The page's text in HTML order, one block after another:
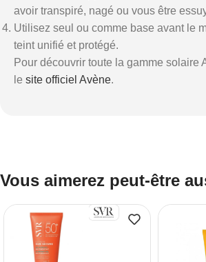
avoir transpiré, nagé ou vous être
Utilisez seul ou comme base avant le
teint unifié et protégé.
Pour découvrir toute la gamme solaire
le site officiel Avène.
Vous aimerez peut-être